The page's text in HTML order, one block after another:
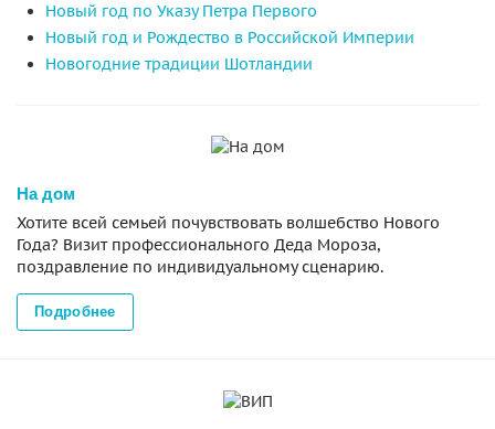
Новый год по Указу Петра Первого
Новый год и Рождество в Российской Империи
Новогодние традиции Шотландии
На дом
Хотите всей семьей почувствовать волшебство Нового
Года? Визит профессионального Деда Мороза,
поздравление по индивидуальному сценарию.
Подробнее